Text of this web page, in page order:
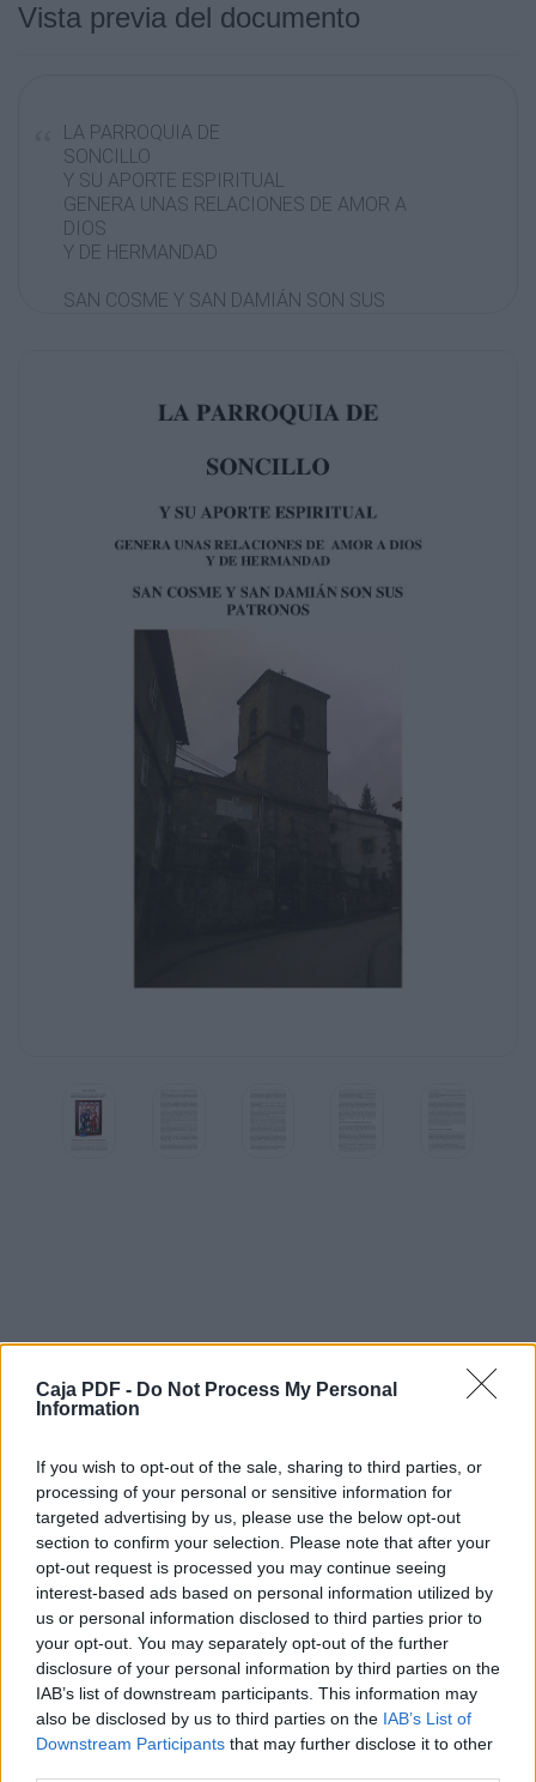
Caja PDF - Do Not Process My Personal
Information
If you wish to opt-out of the sale, sharing to third parties, or
processing of your personal or sensitive information for
targeted advertising by us, please use the below opt-out
section to confirm your selection. Please note that after your
opt-out request is processed you may continue seeing
interest-based ads based on personal information utilized by
us or personal information disclosed to third parties prior to
your opt-out. You may separately opt-out of the further
disclosure of your personal information by third parties on the
IAB’s list of downstream participants. This information may
also be disclosed by us to third parties on the IAB’s List of
Downstream Participants that may further disclose it to other
Vista previa del documento
LA PARROQUIA DE
SONCILLO
Y SU APORTE ESPIRITUAL
GENERA UNAS RELACIONES DE AMOR A
DIOS
Y DE HERMANDAD
SAN COSME Y SAN DAMIÁN SON SUS
fue y, a muchos
recuerdo. A ellos y a
estas páginas.
PROLOGO DE UNA CONCIENCIA CRISTIANA
Tal vez esté de más decirlo, pero quizá sea
bueno y necesario recordarlo.
Es sencillamente el hecho sociológico-
religioso de una gran parte de la
sociedad, de un pueblo, en concreto del
nuestro, que participa de esta
vivencia religiosa. Constituye parte de su vida
y, si así no fuera, sentiría el
vacío y la frustración en su persona. Y es que
encarna en la Parroquia que constituye la
Son ellos los destinatarios del escrito. Para
ellos puede tener cierto interés
ella. Al pueblo con las preocupaciones de
aquí abajo, en la construcción de
esta ciudad, asumiendo estas
preocupaciones terrenales, hasta llegar a la
ciudad celestial.
A la parroquia se le conoce también como
una comunidad cristiana. A
ella se accede por la fe y el Bautismo. La fe
en la palabra y en la persona de
Nuestro Señor Jesucristo que murió, resucitó
y ascendió al Cielo. Que pasó
por la tierra haciendo el bien e instituyó la
Iglesia en su persona. Y ahora
con la inserción de nuestro bautismo en Él y,
Descargar el documento (PDF)
la parroquia de soncillo.pdf (PDF, 28.4 MB)